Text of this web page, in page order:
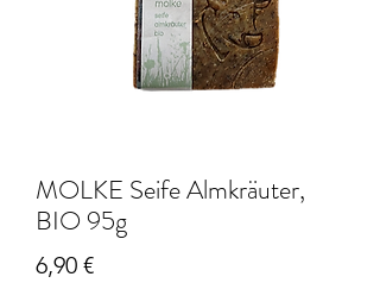
MOLKE Seife Almkräuter,
BIO 95g
6,90 €Preis